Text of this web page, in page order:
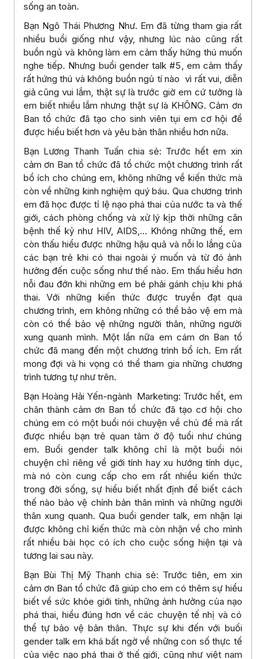
sống an toàn.
Bạn Ngô Thái Phương Như. Em đã từng tham gia rất
nhiều buổi giống như vậy, nhưng lúc nào cũng rất
buồn ngủ và không làm em cảm thấy hứng thú muốn
nghe tiếp. Nhưng buổi gender talk #5, em cảm thấy
rất hứng thú và không buồn ngủ tí nào vì rất vui, diễn
giả cũng vui lắm, thật sự là trước giờ em cứ tưởng là
em biết nhiều lắm nhưng thật sự là KHÔNG. Cảm ơn
Ban tổ chức đã tạo cho sinh viên tụi em cơ hội để
được hiểu biết hơn và yêu bản thân nhiều hơn nữa.
Bạn Lương Thanh Tuấn chia sẻ: Trước hết em xin
cảm ơn Ban tổ chức đã tổ chức một chương trình rất
bổ ích cho chúng em, không những về kiến thức mà
còn về những kinh nghiệm quý báu. Qua chương trình
em đã học được tỉ lệ nạo phá thai của nước ta và thế
giới, cách phòng chống và xử lý kịp thời những căn
bệnh thế kỷ như HIV, AIDS,… Không những thế, em
còn thấu hiểu được những hậu quả và nỗi lo lắng của
các bạn trẻ khi có thai ngoài ý muốn và từ đó ảnh
hưởng đến cuộc sống như thế nào. Em thấu hiểu hơn
nỗi đau đớn khi những em bé phải gánh chịu khi phá
thai. Với những kiến thức được truyền đạt qua
chương trình, em không những có thể bảo vệ em mà
còn có thể bảo vệ những người thân, những người
xung quanh mình. Một lần nữa em cám ơn Ban tổ
chức đã mang đến một chương trình bổ ích. Em rất
mong đợi và hi vọng có thể tham gia những chương
trình tương tự như trên.
Bạn Hoàng Hải Yến-ngành Marketing: Trước hết, em
chân thành cảm ơn Ban tổ chức đã tạo cơ hội cho
chúng em có một buổi nói chuyện về chủ đề mà rất
được nhiều bạn trẻ quan tâm ở độ tuổi như chúng
em. Buổi gender talk không chỉ là một buổi nói
chuyện chỉ riêng về giới tính hay xu hướng tính dục,
mà nó còn cung cấp cho em rất nhiều kiến thức
trong đời sống, sự hiểu biết nhất định để biết cách
thế nào bảo vệ chính bản thân mình và những người
thân xung quanh. Qua buổi gender talk, em nhận lại
được không chỉ kiến thức mà còn nhận về cho mình
rất nhiều bài học có ích cho cuộc sống hiện tại và
tương lai sau này.
Bạn Bùi Thị Mỹ Thanh chia sẻ: Trước tiên, em xin
cảm ơn Ban tổ chức đã giúp cho em có thêm sự hiểu
biết về sức khỏe giới tính, những ảnh hưởng của nạo
phá thai, hiểu đúng hơn về các chuyện tế nhị và có
thể tự bảo vệ bản thân. Thực sự khi đến với buổi
gender talk em khá bất ngờ về những con số thực tế
của việc nạo phá thai ở thế giới, cũng như việt nam